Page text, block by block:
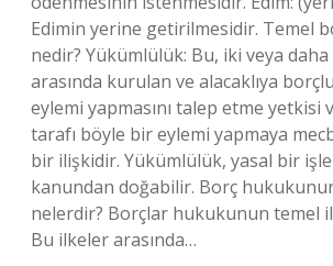
Edimin yerine getirilmesidir. Temel
nedir? Yükümlülük: Bu, iki veya
arasında kurulan ve alacaklıya
eylemi yapmasını talep etme yetkisi
tarafı böyle bir eylemi yapmaya
bir ilişkidir. Yükümlülük, yasal bir
kanundan doğabilir. Borç
nelerdir? Borçlar hukukunun temel
Bu ilkeler arasında…